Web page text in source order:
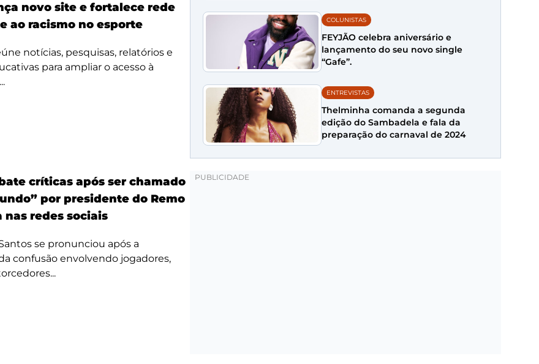
novo site e fortalece rede
ao racismo no esporte
notícias, pesquisas, relatórios e
para ampliar o acesso à
críticas após ser chamado
por presidente do Remo
nas redes sociais
se pronunciou após a
confusão envolvendo jogadores,
COLUNISTAS
FEYJÃO celebra aniversário e
lançamento do seu novo single
“Gafe”.
ENTREVISTAS
Thelminha comanda a segunda
edição do Sambadela e fala da
preparação do carnaval de 2024